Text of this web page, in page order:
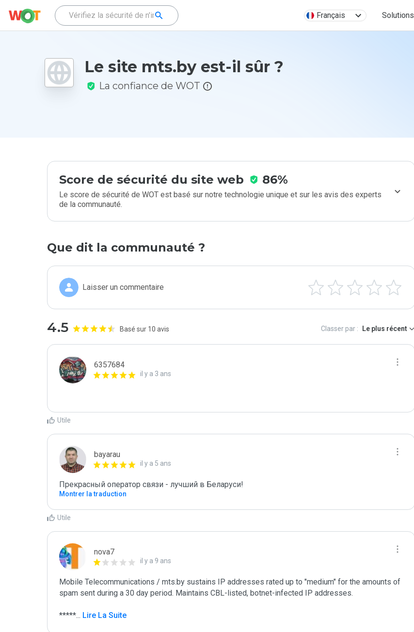
Français Solutions
Le site mts.by est-il sûr ?
La confiance de WOT
Score de sécurité du site web 86%
Le score de sécurité de WOT est basé sur notre technologie unique et sur les avis des experts
de la communauté.
Que dit la communauté ?
Laisser un commentaire
4.5 Basé sur 10 avis Classer par : Le plus récent
6357684
il y a 3 ans
Utile
bayarau
il y a 5 ans
Прекрасный оператор связи - лучший в Беларуси!
Montrer la traduction
Utile
nova7
il y a 9 ans
Mobile Telecommunications / mts.by sustains IP addresses rated up to "medium" for the amounts of
spam sent during a 30 day period. Maintains CBL-listed, botnet-infected IP addresses.
*****... Lire La Suite